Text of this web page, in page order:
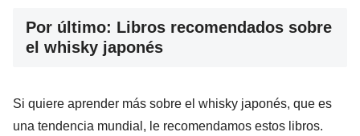
Por último: Libros recomendados sobre
el whisky japonés
Si quiere aprender más sobre el whisky japonés, que es
una tendencia mundial, le recomendamos estos libros.